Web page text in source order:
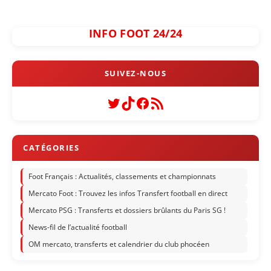
INFO FOOT 24/24
Twitter
TikTok
Facebook
Flux RSS
Foot Français : Actualités, classements et championnats
Mercato Foot : Trouvez les infos Transfert football en direct
Mercato PSG : Transferts et dossiers brûlants du Paris SG !
News-fil de l’actualité football
OM mercato, transferts et calendrier du club phocéen